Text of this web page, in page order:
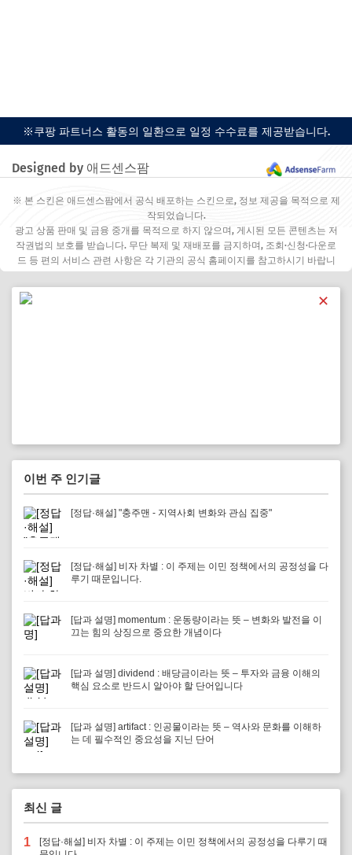
※쿠팡 파트너스 활동의 일환으로 일정 수수료를 제공받습니다.
Designed by 애드센스팜
※ 본 스킨은 애드센스팜에서 공식 배포하는 스킨으로, 정보 제공을 목적으로 제
작되었습니다.
광고 상품 판매 및 금융 중개를 목적으로 하지 않으며, 게시된 모든 콘텐츠는 저
작권법의 보호를 받습니다. 무단 복제 및 재배포를 금지하며, 조회·신청·다운로
드 등 편의 서비스 관련 사항은 각 기관의 공식 홈페이지를 참고하시기 바랍니
✕
이번 주 인기글
[정답·해설] "충주맨 - 지역사회 변화와 관심 집중"
[정답·해설] 비자 차별 : 이 주제는 이민 정책에서의 공정성을 다
루기 때문입니다.
[답과 설명] momentum : 운동량이라는 뜻 – 변화와 발전을 이
끄는 힘의 상징으로 중요한 개념이다
[답과 설명] dividend : 배당금이라는 뜻 – 투자와 금융 이해의
핵심 요소로 반드시 알아야 할 단어입니다
[답과 설명] artifact : 인공물이라는 뜻 – 역사와 문화를 이해하
는 데 필수적인 중요성을 지닌 단어
최신 글
1
[정답·해설] 비자 차별 : 이 주제는 이민 정책에서의 공정성을 다루기 때